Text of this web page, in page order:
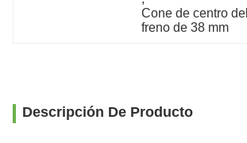
Cone de centro
freno de 38 mm
Descripción De Producto